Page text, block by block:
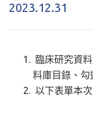
2023.12.31
臨床研究資
料庫目錄、勾
以下表單本